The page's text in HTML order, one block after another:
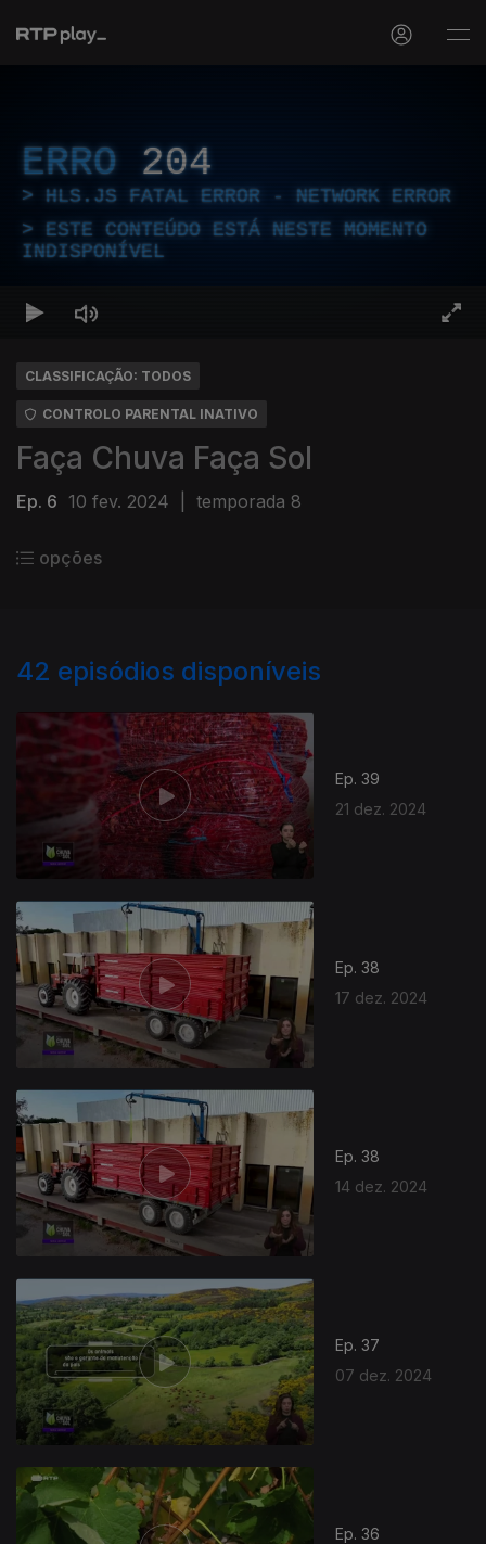
ERRO 204
HLS.JS FATAL ERROR - NETWORK ERROR
ESTE CONTEÚDO ESTÁ NESTE MOMENTO
INDISPONÍVEL
CLASSIFICAÇÃO: TODOS
CONTROLO PARENTAL INATIVO
Faça Chuva Faça Sol
Ep. 6 10 fev. 2024 temporada 8
opções
42 episódios disponíveis
Ep. 39
21 dez. 2024
Ep. 38
17 dez. 2024
Ep. 38
14 dez. 2024
Ep. 37
07 dez. 2024
Ep. 36